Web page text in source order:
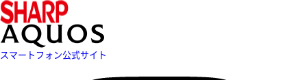
スマートフォン公式サイト